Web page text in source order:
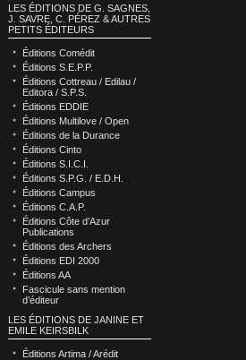
LES ÉDITIONS DE G. SAGNES,
J. SAVRE, C. PÉREZ & AUTRES
PETITS ÉDITEURS
Éditions Comédit
Éditions S.E.P.P.
Éditions Cottreau / Edilau /
Editora / S.P.S.
Éditions EDDIE
Éditions Multilove / Open
Éditions de la Durance
Éditions Cinto
Éditions S.I.C.I.
Éditions S.P.G. / E.D.H.
Éditions Campus
Éditions C.A.P.
Éditions Côte d’Azur
Publications
Éditions des Archers
Éditions EDI 2000
Éditions AA
Fascicule sans mention
d’éditeur
LES ÉDITIONS DE JANINE ET
EMILE KEIRSBILK
Éditions Artima / Arédit